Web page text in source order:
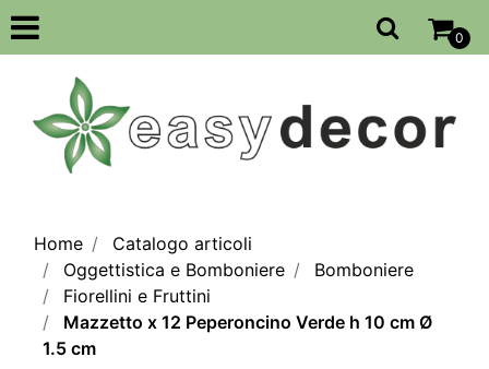
Open
0
Home
Catalogo articoli
Oggettistica e Bomboniere
Bomboniere
Fiorellini e Fruttini
Mazzetto x 12 Peperoncino Verde h 10 cm Ø
1.5 cm